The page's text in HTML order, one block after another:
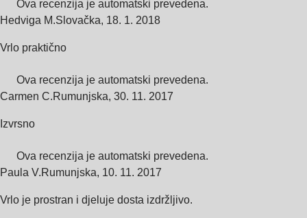
Ova recenzija je automatski prevedena.
Hedviga M.Slovačka, 18. 1. 2018
Vrlo praktično
Ova recenzija je automatski prevedena.
Carmen C.Rumunjska, 30. 11. 2017
Izvrsno
Ova recenzija je automatski prevedena.
Paula V.Rumunjska, 10. 11. 2017
Vrlo je prostran i djeluje dosta izdržljivo.